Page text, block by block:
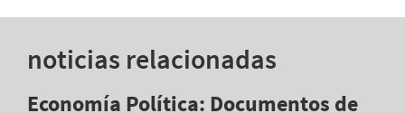
noticias relacionadas
Economía Política: Documentos de